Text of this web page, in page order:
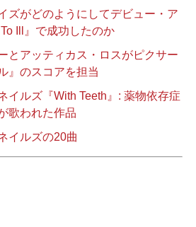
ズがどのようにしてデビュー・ア
Ill』で成功したのか
とアッティカス・ロスがピクサー
』のスコアを担当
イルズ『With Teeth』: 薬物依存症
歌われた作品
イルズの20曲